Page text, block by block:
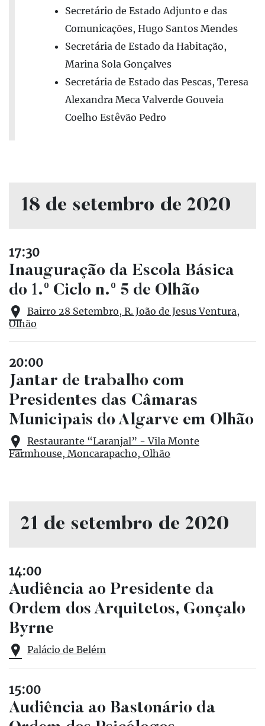
Secretário de Estado Adjunto e das
Comunicações, Hugo Santos Mendes
Secretária de Estado da Habitação,
Marina Sola Gonçalves
Secretária de Estado das Pescas, Teresa
Alexandra Meca Valverde Gouveia
Coelho Estêvão Pedro
18 de setembro de 2020
17:30
Inauguração da Escola Básica
do 1.º Ciclo n.º 5 de Olhão
Bairro 28 Setembro, R. João de Jesus Ventura,
Olhão
20:00
Jantar de trabalho com
Presidentes das Câmaras
Municipais do Algarve em Olhão
Restaurante “Laranjal” - Vila Monte
Farmhouse, Moncarapacho, Olhão
21 de setembro de 2020
14:00
Audiência ao Presidente da
Ordem dos Arquitetos, Gonçalo
Byrne
Palácio de Belém
15:00
Audiência ao Bastonário da